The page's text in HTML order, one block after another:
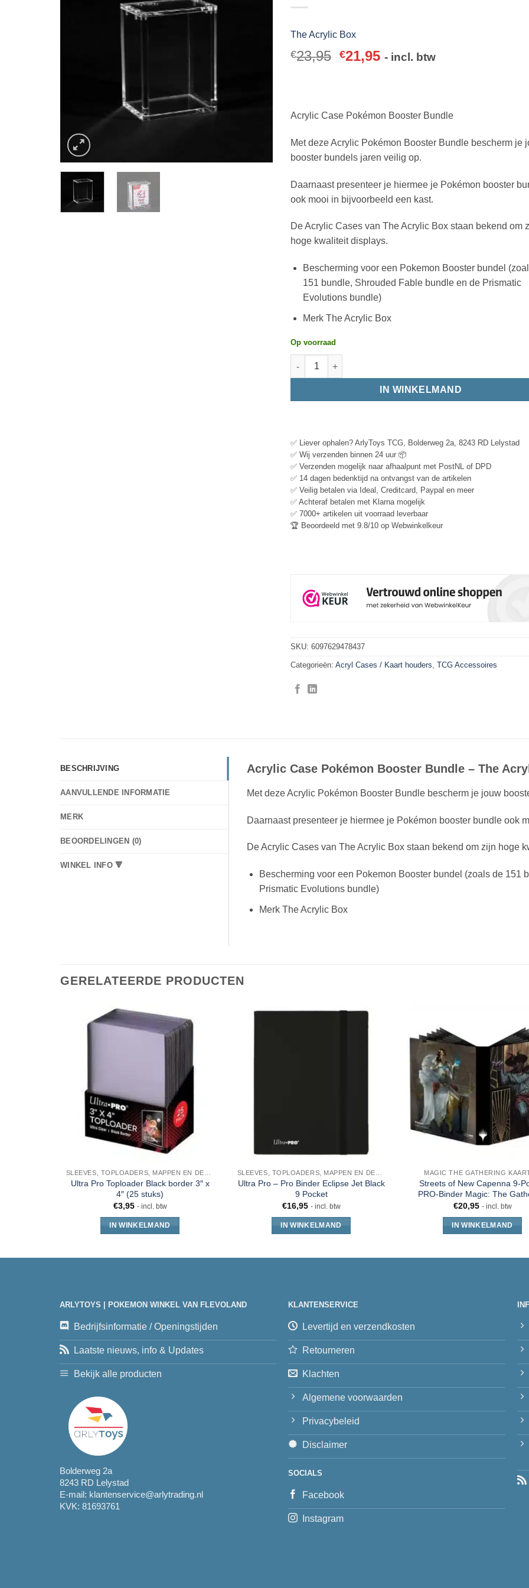
The Acrylic Box
€23,95 €21,95 - incl. btw
Acrylic Case Pokémon Booster Bundle
Met deze Acrylic Pokémon Booster Bundle bescherm je
booster bundels jaren veilig op.
Daarnaast presenteer je hiermee je Pokémon booster
ook mooi in bijvoorbeeld een kast.
De Acrylic Cases van The Acrylic Box staan bekend om
hoge kwaliteit displays.
Bescherming voor een Pokemon Booster bundel
151 bundle, Shrouded Fable bundle en de Prismatic
Evolutions bundle)
Merk The Acrylic Box
Op voorraad
IN WINKELMAND
✅ Liever ophalen? ArlyToys TCG, Bolderweg 2a, 8243 RD Lelystad
✅ Wij verzenden binnen 24 uur 📦
✅ Verzenden mogelijk naar afhaalpunt met PostNL of DPD
✅ 14 dagen bedenktijd na ontvangst van de artikelen
✅ Veilig betalen via Ideal, Creditcard, Paypal en meer
✅ Achteraf betalen met Klarna mogelijk
✅ 7000+ artikelen uit voorraad leverbaar
🏆 Beoordeeld met 9.8/10 op Webwinkelkeur
SKU: 6097629478437
Categorieën: Acryl Cases / Kaart houders TCG Accessoires
BESCHRIJVING
AANVULLENDE INFORMATIE
MERK
BEOORDELINGEN (0)
WINKEL INFO 🔻
Acrylic Case Pokémon Booster Bundle – The
Met deze Acrylic Pokémon Booster Bundle bescherm je jouw
Daarnaast presenteer je hiermee je Pokémon booster bundle ook
De Acrylic Cases van The Acrylic Box staan bekend om zijn hoge
Bescherming voor een Pokemon Booster bundel (zoals de 151
Prismatic Evolutions bundle)
Merk The Acrylic Box
GERELATEERDE PRODUCTEN
Ultra Pro Toploader Black border 3″ x
4″ (25 stuks)
€3,95 - incl. btw
IN WINKELMAND
Ultra Pro – Pro Binder Eclipse Jet Black
9 Pocket
€16,95 - incl. btw
IN WINKELMAND
MAGIC THE GATHERING
Streets of New Capenna 9-
PRO-Binder Magic: The
€20,95 - incl. btw
IN WINKELMAND
ARLYTOYS | POKEMON WINKEL VAN FLEVOLAND
Bedrijfsinformatie / Openingstijden
Laatste nieuws, info & Updates
Bekijk alle producten
Bolderweg 2a
8243 RD Lelystad
E-mail: klantenservice@arlytrading.nl
KVK: 81693761
KLANTENSERVICE
Levertijd en verzendkosten
Retourneren
Klachten
Algemene voorwaarden
Privacybeleid
Disclaimer
SOCIALS
Facebook
Instagram